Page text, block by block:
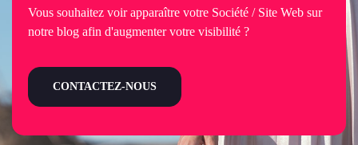
Vous souhaitez voir apparaître votre Société / Site Web sur
notre blog afin d'augmenter votre visibilité ?
CONTACTEZ-NOUS